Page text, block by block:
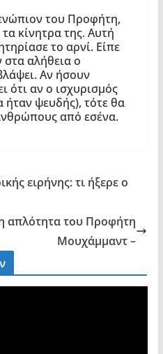
του Προφήτη,
κίνητρα της. Αυτή
το αρνί. Είπε
αλήθεια ο
Αν ήσουν
ότι αν ο ισχυρισμός
ήταν ψευδής), τότε θα
από εσένα.
ειρήνης: τι ήξερε ο
απλότητα του Προφήτη
Μουχάμμαντ –